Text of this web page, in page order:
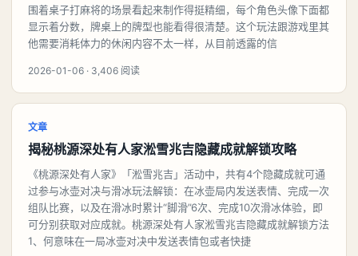
围着桌子打麻将的场景看起来制作得挺精细，每个角色头像下面都
显示着分数，牌桌上的牌型也能看得很清楚。这个玩法跟游戏里其
他需要消耗体力的休闲内容不太一样，从目前透露的信
2026-01-06 · 3,406 阅读
文章
揭秘桃源深处有人家淞雪兆吉隐藏成就解锁攻略
《桃源深处有人家》「淞雪兆吉」活动中，共有4个隐藏成就可通
过参与冰壶对决与滑冰玩法解锁：在冰壶局内发送表情、完成一次
组队比赛，以及在滑冰时累计“脚滑”6次、完成10次滑冰体验，即
可分别获取对应成就。桃源深处有人家淞雪兆吉隐藏成就解锁方法
1、何意味在一局冰壶对决中发送表情包或者快捷